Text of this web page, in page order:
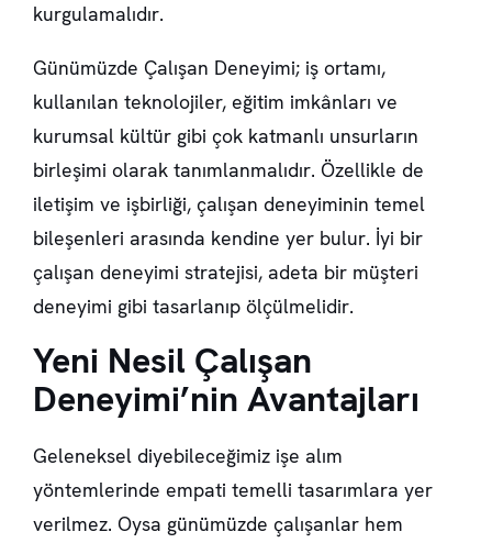
kurgulamalıdır.
Günümüzde Çalışan Deneyimi; iş ortamı,
kullanılan teknolojiler, eğitim imkânları ve
kurumsal kültür gibi çok katmanlı unsurların
birleşimi olarak tanımlanmalıdır. Özellikle de
iletişim ve işbirliği, çalışan deneyiminin temel
bileşenleri arasında kendine yer bulur. İyi bir
çalışan deneyimi stratejisi, adeta bir müşteri
deneyimi gibi tasarlanıp ölçülmelidir.
Yeni Nesil Çalışan
Deneyimi’nin Avantajları
Geleneksel diyebileceğimiz işe alım
yöntemlerinde empati temelli tasarımlara yer
verilmez. Oysa günümüzde çalışanlar hem